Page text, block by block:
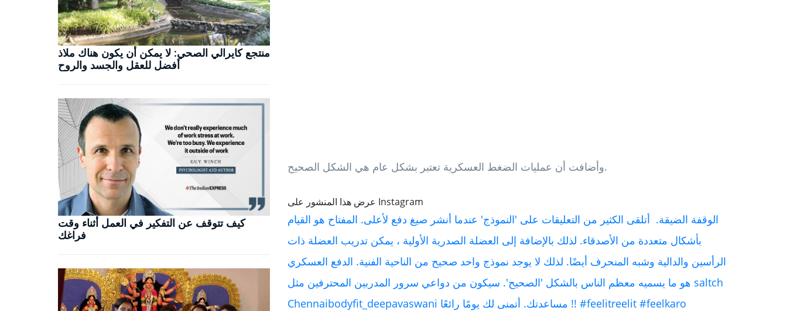
منتجع كايرالي الصحي: لا يمكن أن يكون هناك ملاذ
أفضل للعقل والجسد والروح
كيف تتوقف عن التفكير في العمل أثناء وقت
فراغك
وأضافت أن عمليات الضغط العسكرية تعتبر بشكل عام هي الشكل الصحيح.
عرض هذا المنشور على Instagram
الوقفة الضيقة. ‍️ أتلقى الكثير من التعليقات على 'النموذج' عندما أنشر صيغ دفع لأعلى. المفتاح هو القيام
بأشكال متعددة من الأصدقاء. لذلك بالإضافة إلى العضلة الصدرية الأولية ، يمكن تدريب العضلة ذات
الرأسين والدالية وشبه المنحرف أيضًا. لذلك لا يوجد نموذج واحد صحيح من الناحية الفنية. الدفع العسكري
هو ما يسميه معظم الناس بالشكل 'الصحيح'. سيكون من دواعي سرور المدربين المحترفين مثل saltch
Chennaibodyfit_deepavaswani مساعدتك. أتمنى لك يومًا رائعًا !! #feelitreelit #feelkaro